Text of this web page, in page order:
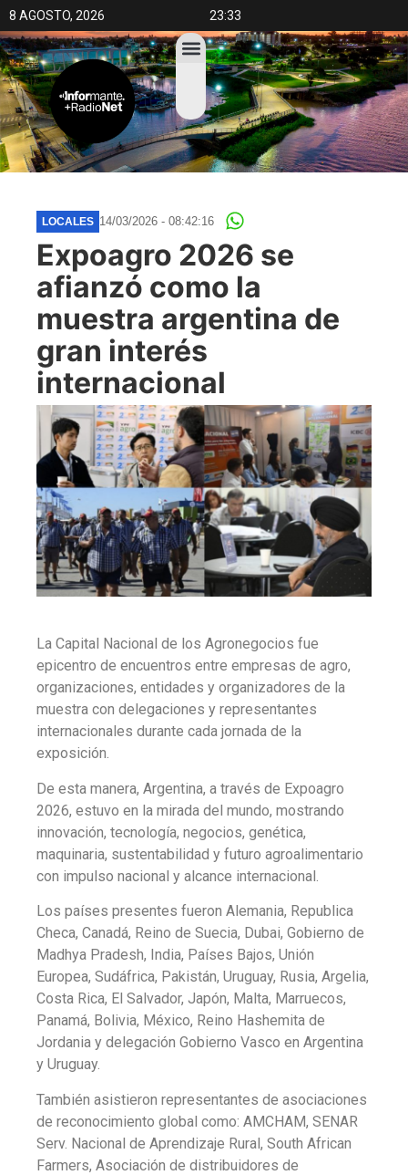
8 AGOSTO, 2026 23:33
LOCALES 14/03/2026 - 08:42:16
Expoagro 2026 se
afianzó como la
muestra argentina de
gran interés
internacional
La Capital Nacional de los Agronegocios fue
epicentro de encuentros entre empresas de agro,
organizaciones, entidades y organizadores de la
muestra con delegaciones y representantes
internacionales durante cada jornada de la
exposición.
De esta manera, Argentina, a través de Expoagro
2026, estuvo en la mirada del mundo, mostrando
innovación, tecnología, negocios, genética,
maquinaria, sustentabilidad y futuro agroalimentario
con impulso nacional y alcance internacional.
Los países presentes fueron Alemania, Republica
Checa, Canadá, Reino de Suecia, Dubai, Gobierno de
Madhya Pradesh, India, Países Bajos, Unión
Europea, Sudáfrica, Pakistán, Uruguay, Rusia, Argelia,
Costa Rica, El Salvador, Japón, Malta, Marruecos,
Panamá, Bolivia, México, Reino Hashemita de
Jordania y delegación Gobierno Vasco en Argentina
y Uruguay.
También asistieron representantes de asociaciones
de reconocimiento global como: AMCHAM, SENAR
Serv. Nacional de Aprendizaje Rural, South African
Farmers, Asociación de distribuidores de